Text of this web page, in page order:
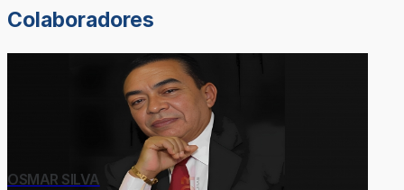
Colaboradores
OSMAR SILVA